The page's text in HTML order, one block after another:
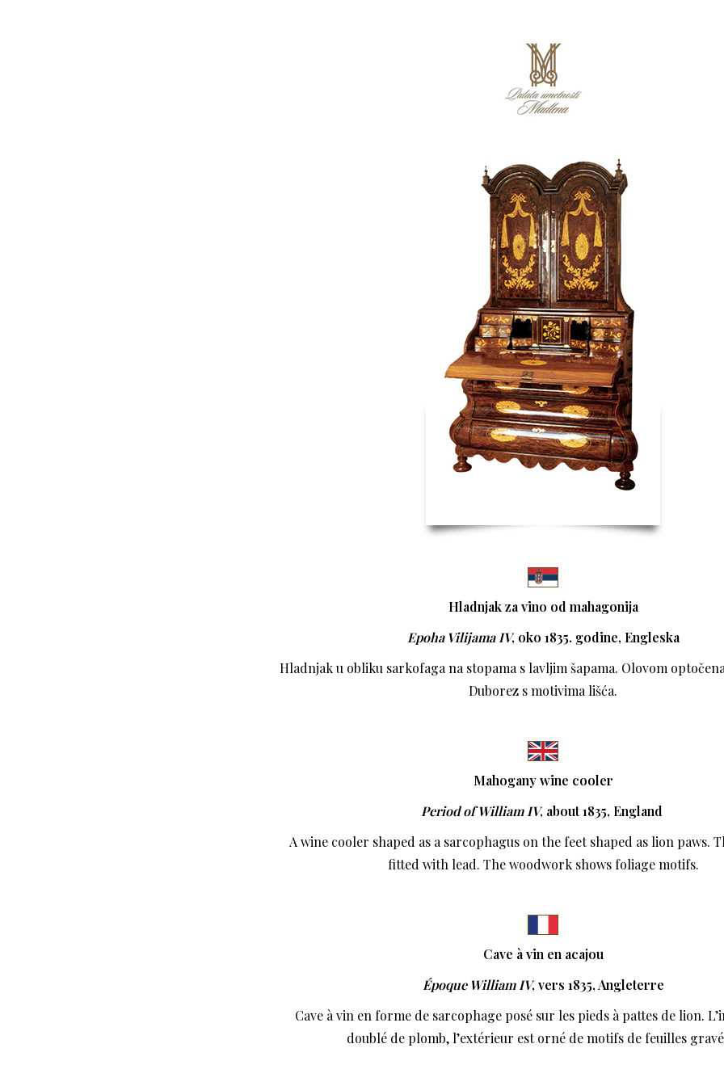
Hladnjak za vino od mahagonija
Epoha Vilijama IV, oko 1835. godine, Engleska
Hladnjak u obliku sarkofaga na stopama s lavljim šapama. Olovom
Duborez s motivima lišća.
Mahogany wine cooler
Period of William IV, about 1835, England
A wine cooler shaped as a sarcophagus on the feet shaped as lion paws.
fitted with lead. The woodwork shows foliage motifs.
Cave à vin en acajou
Époque William IV, vers 1835, Angleterre
Cave à vin en forme de sarcophage posé sur les pieds à pattes de lion.
doublé de plomb, l’extérieur est orné de motifs de feuilles